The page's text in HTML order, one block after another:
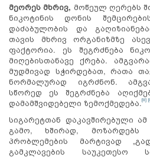
მეორეს მხრივ, მოწეულ ღერებს
ნიკოტინის დონის
დაძაბულობის და
თავის მხრივ ორგანიზმზე
ფაქტორია. ეს შეგრძნება
მიღებისთანავე ქრება.
მუდმივად სჭირდებათ, რათა
ნორმალურად იგრძნონ.
სწორედ ეს შეგრძნება
დამამშვიდებელი ზემოქმედება.[ii]
სიგარეტთან დაკავშირებული
გამო, ხშირად, მოზარდებს
პრობლემების მარტივად
გამკლავების საუკეთესო